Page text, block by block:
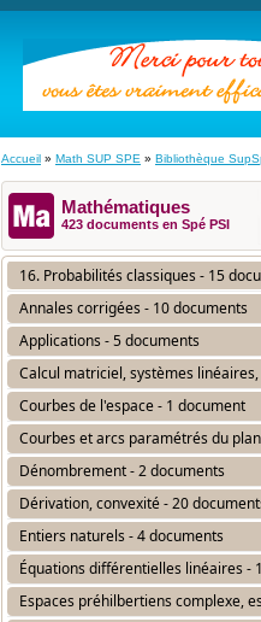
Accueil » Math SUP SPE » Bibliothèque
Mathématiques
423 documents en Spé PSI
16. Probabilités classiques - 15
Annales corrigées - 10 documents
Applications - 5 documents
Calcul matriciel, systèmes
Courbes de l'espace - 1 document
Courbes et arcs paramétrés du
Dénombrement - 2 documents
Dérivation, convexité - 20
Entiers naturels - 4 documents
Équations différentielles linéaires -
Espaces préhilbertiens complexe,